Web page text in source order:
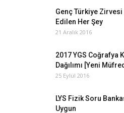
Genç Türkiye Zirvesi
Edilen Her Şey
21 Aralık 2016
2017 YGS Coğrafya
Dağılımı [Yeni
25 Eylül 2016
LYS Fizik Soru
Uygun